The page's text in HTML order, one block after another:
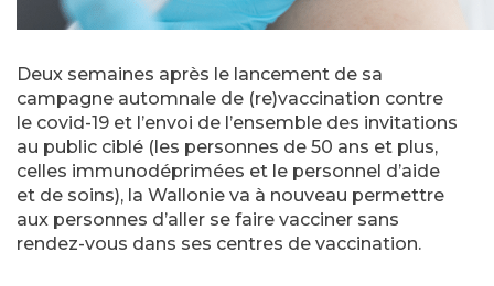
Deux semaines après le lancement de sa
campagne automnale de (re)vaccination contre
le covid-19 et l’envoi de l’ensemble des invitations
au public ciblé (les personnes de 50 ans et plus,
celles immunodéprimées et le personnel d’aide
et de soins), la Wallonie va à nouveau permettre
aux personnes d’aller se faire vacciner sans
rendez-vous dans ses centres de vaccination.